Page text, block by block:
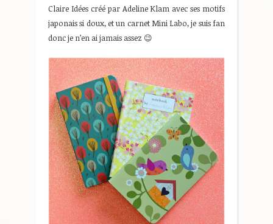
Claire Idées créé par Adeline Klam avec ses motifs
japonais si doux, et un carnet Mini Labo, je suis fan
donc je n’en ai jamais assez 😉